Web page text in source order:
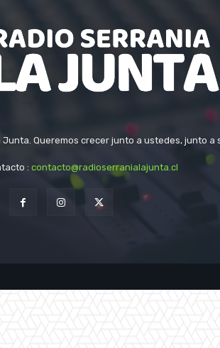
Junta. Queremos crecer junto a ustedes, junto a
: contacto@radioserranialajunta.cl